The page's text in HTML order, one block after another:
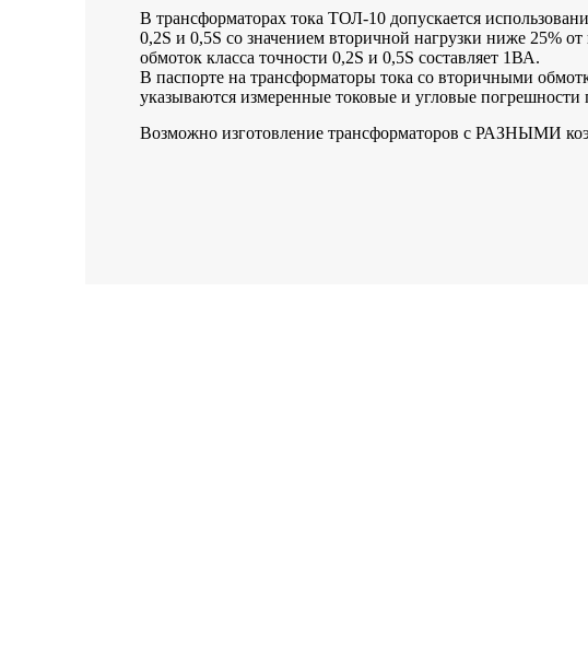
В трансформаторах тока ТОЛ-10 допускается
0,2S и 0,5S со значением вторичной нагрузки ниже 25%
обмоток класса точности 0,2S и 0,5S составляет 1ВА.
В паспорте на трансформаторы тока со вторичными
указываются измеренные токовые и угловые
Возможно изготовление трансформаторов с РАЗНЫМИ